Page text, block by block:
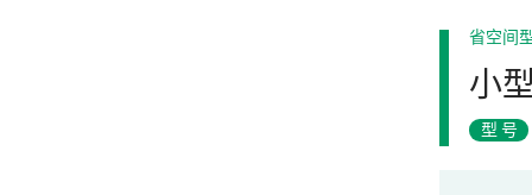
省空间
小
型号